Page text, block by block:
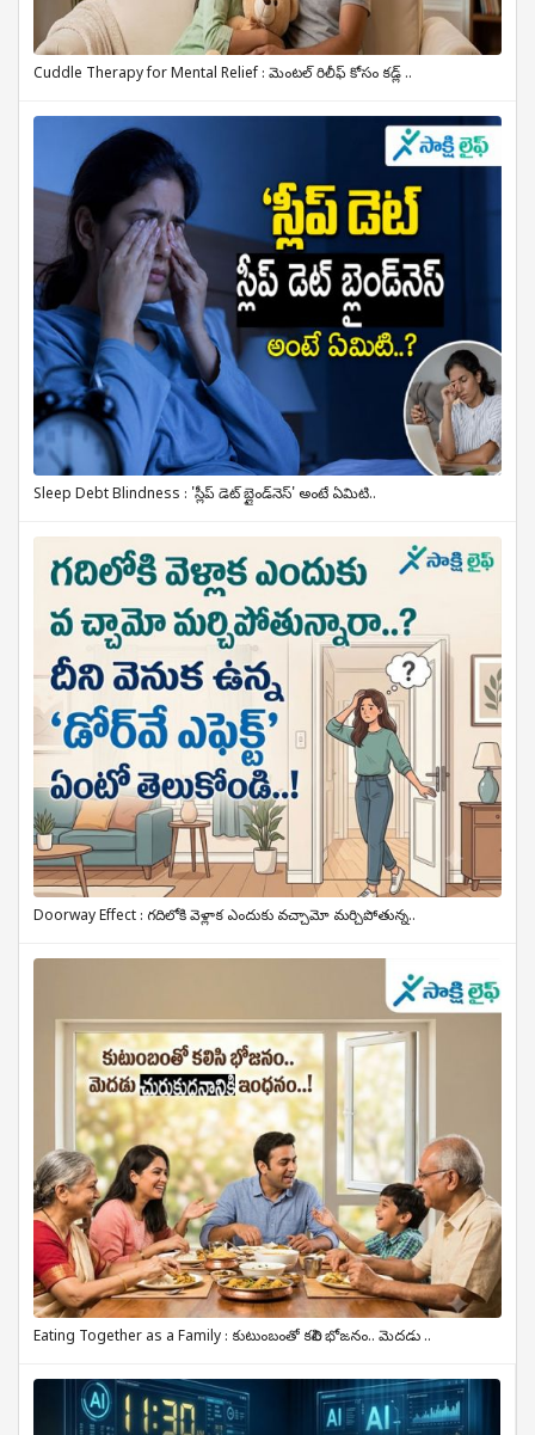
Cuddle Therapy for Mental Relief : మెంటల్ రిలీఫ్ కోసం కడ్ల్ ..
Sleep Debt Blindness : 'స్లీప్ డెట్ బ్లైండ్‌నెస్' అంటే ఏమిటి..
Doorway Effect : గదిలోకి వెళ్లాక ఎందుకు వచ్చామో మర్చిపోతున్న..
Eating Together as a Family : కుటుంబంతో కలిసి భోజనం.. మెదడు ..